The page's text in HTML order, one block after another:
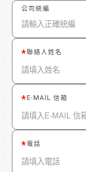
公司統編
聯絡人姓名
E-MAIL 信箱
電話